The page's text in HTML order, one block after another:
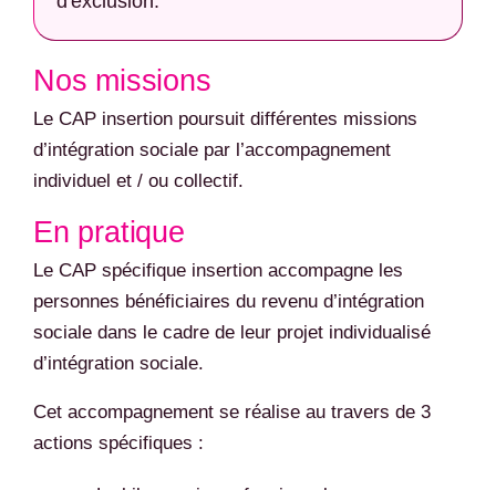
Nos missions
Le CAP insertion poursuit différentes missions
d’intégration sociale par l’accompagnement
individuel et / ou collectif.
En pratique
Le CAP spécifique insertion accompagne les
personnes bénéficiaires du revenu d’intégration
sociale dans le cadre de leur projet individualisé
d’intégration sociale.
Cet accompagnement se réalise au travers de 3
actions spécifiques :